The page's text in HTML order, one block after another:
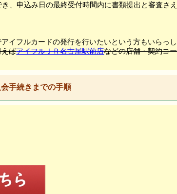
、申込み日の最終受付時間内に書類提出と審査さ
イフルカードの発行を行いたいという方もいらっし
えばアイフルＪＲ名古屋駅前店などの店舗・契約コ
手続きまでの手順